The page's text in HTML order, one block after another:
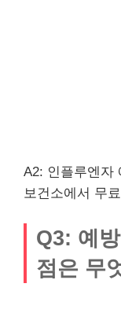
A2: 인플루엔자
보건소에서 무
Q3: 예
점은 무